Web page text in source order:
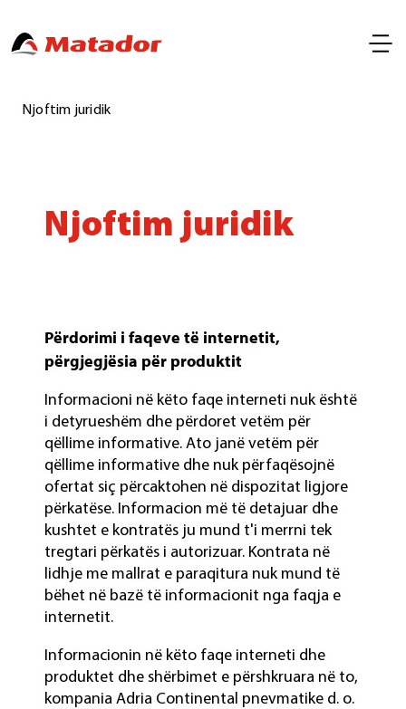
Njoftim juridik
Njoftim juridik
Përdorimi i faqeve të internetit,
përgjegjësia për produktit
Informacioni në këto faqe interneti nuk është
i detyrueshëm dhe përdoret vetëm për
qëllime informative. Ato janë vetëm për
qëllime informative dhe nuk përfaqësojnë
ofertat siç përcaktohen në dispozitat ligjore
përkatëse. Informacion më të detajuar dhe
kushtet e kontratës ju mund t'i merrni tek
tregtari përkatës i autorizuar. Kontrata në
lidhje me mallrat e paraqitura nuk mund të
bëhet në bazë të informacionit nga faqja e
internetit.
Informacionin në këto faqe interneti dhe
produktet dhe shërbimet e përshkruara në to,
kompania Adria Continental pnevmatike d. o.